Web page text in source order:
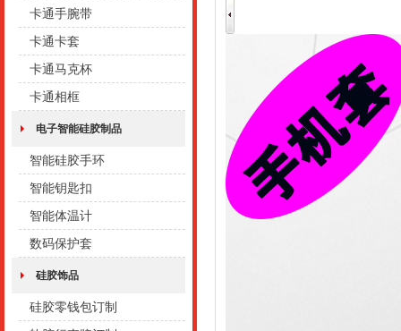
卡通手腕带
卡通卡套
卡通马克杯
卡通相框
电子智能硅胶制品
智能硅胶手环
智能钥匙扣
智能体温计
数码保护套
硅胶饰品
硅胶零钱包订制